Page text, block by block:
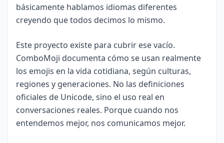
básicamente hablamos idiomas diferentes
creyendo que todos decimos lo mismo.
Este proyecto existe para cubrir ese vacío.
ComboMoji documenta cómo se usan realmente
los emojis en la vida cotidiana, según culturas,
regiones y generaciones. No las definiciones
oficiales de Unicode, sino el uso real en
conversaciones reales. Porque cuando nos
entendemos mejor, nos comunicamos mejor.